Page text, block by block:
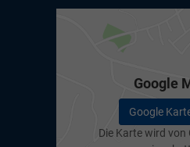
Google
Google
Die Karte wird von